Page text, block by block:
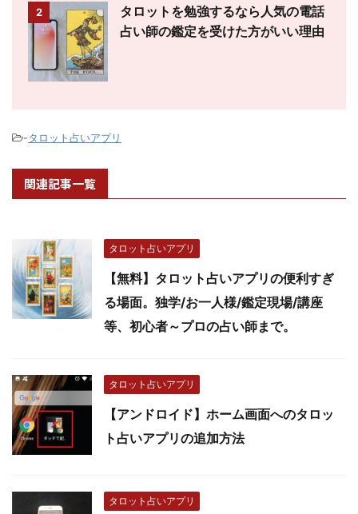
2
タロットを勉強するなら人気の電話
占い師の鑑定を受けた方がいい理由
-タロット占いアプリ
関連記事一覧
タロット占いアプリ
【無料】タロット占いアプリの便利すぎ
る場面。独学/お一人様/鑑定現場/講座
等、初心者～プロの占い師まで。
タロット占いアプリ
【アンドロイド】ホーム画面へのタロッ
ト占いアプリの追加方法
タロット占いアプリ